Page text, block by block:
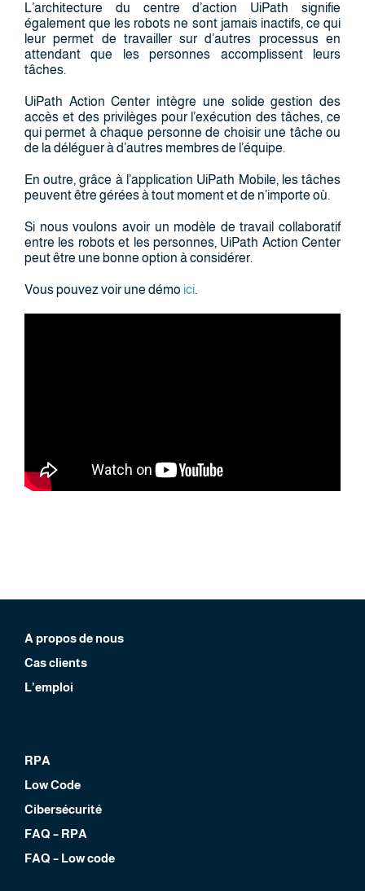
L’architecture du centre d’action UiPath signifie
également que les robots ne sont jamais inactifs, ce qui
leur permet de travailler sur d’autres processus en
attendant que les personnes accomplissent leurs
tâches.
UiPath Action Center intègre une solide gestion des
accès et des privilèges pour l’exécution des tâches, ce
qui permet à chaque personne de choisir une tâche ou
de la déléguer à d’autres membres de l’équipe.
En outre, grâce à l’application UiPath Mobile, les tâches
peuvent être gérées à tout moment et de n’importe où.
Si nous voulons avoir un modèle de travail collaboratif
entre les robots et les personnes, UiPath Action Center
peut être une bonne option à considérer.
Vous pouvez voir une démo ici.
A propos de nous
Cas clients
L’emploi
RPA
Low Code
Cibersécurité
FAQ – RPA
FAQ – Low code